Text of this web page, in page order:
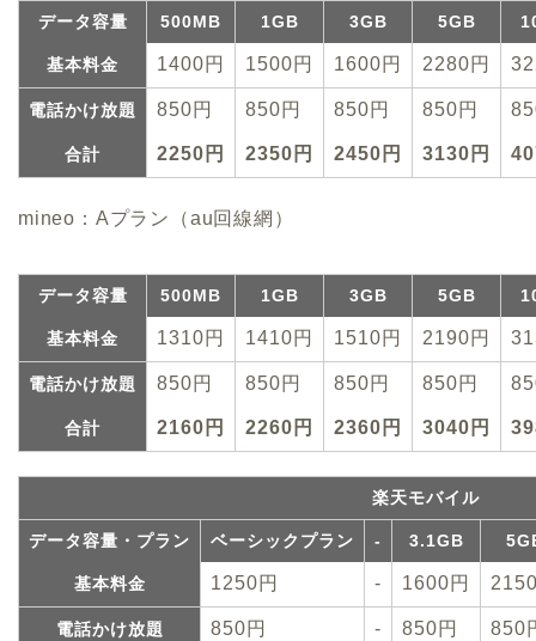
データ容量 500MB 1GB 3GB 5GB
基本料金 1400円 1500円 1600円 2280円
電話かけ放題 850円 850円 850円 850円
合計 2250円 2350円 2450円 3130円
mineo：Aプラン（au回線網）
データ容量 500MB 1GB 3GB 5GB
基本料金 1310円 1410円 1510円 2190円
電話かけ放題 850円 850円 850円 850円
合計 2160円 2260円 2360円 3040円
楽天モバイル
データ容量・プラン ベーシックプラン - 3.1GB
基本料金 1250円 - 1600円
電話かけ放題 850円 - 850円 850